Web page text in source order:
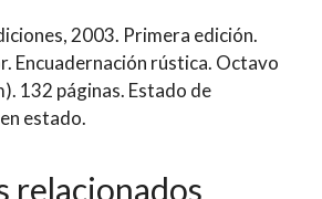
2003. Primera edición.
Encuadernación rústica. Octavo
132 páginas. Estado de
estado.
relacionados